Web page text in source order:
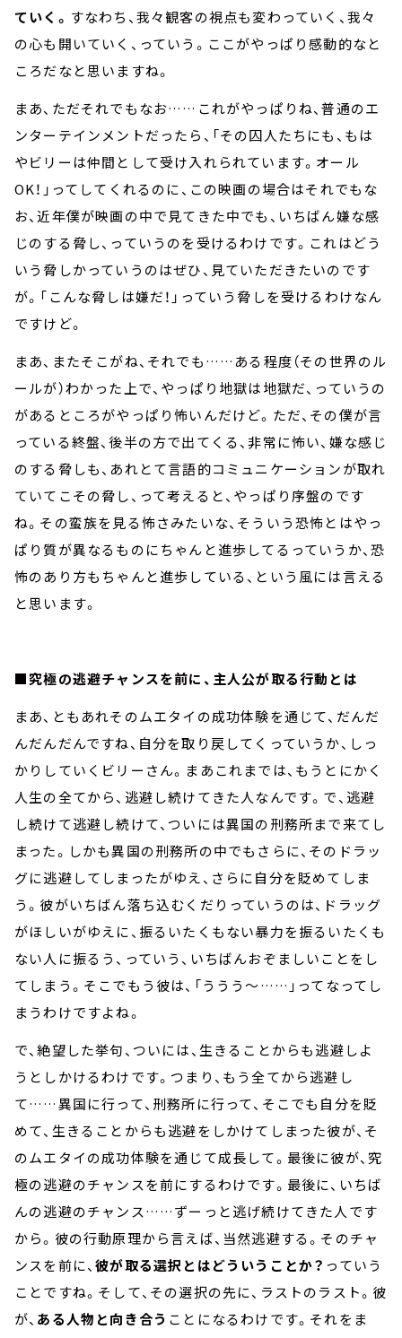
ていく。 すなわち、我々観客の視点も変わっていく、我々
の心も開いていく、っていう。ここがやっぱり感動的なと
ころだなと思いますね。
まあ、ただそれでもなお……これがやっぱりね、普通のエ
ンターテインメントだったら、「その囚人たちにも、もは
やビリーは仲間として受け入れられています。オール
OK！」ってしてくれるのに、この映画の場合はそれでもな
お、近年僕が映画の中で見てきた中でも、いちばん嫌な感
じのする脅し、っていうのを受けるわけです。これはどう
いう脅しかっていうのはぜひ、見ていただきたいのです
が。「こんな脅しは嫌だ！」っていう脅しを受けるわけなん
ですけど。
まあ、またそこがね、それでも……ある程度（その世界のル
ールが）わかった上で、やっぱり地獄は地獄だ、っていうの
があるところがやっぱり怖いんだけど。ただ、その僕が言
っている終盤、後半の方で出てくる、非常に怖い、嫌な感じ
のする脅しも、あれとて言語的コミュニケーションが取れ
ていてこその脅し、って考えると、やっぱり序盤のです
ね。その蛮族を見る怖さみたいな、そういう恐怖とはやっ
ぱり質が異なるものにちゃんと進歩してるっていうか、恐
怖のあり方もちゃんと進歩している、という風には言える
と思います。
■究極の逃避チャンスを前に、主人公が取る行動とは
まあ、ともあれそのムエタイの成功体験を通じて、だんだ
んだんだんですね、自分を取り戻してくっていうか、しっ
かりしていくビリーさん。まあこれまでは、もうとにかく
人生の全てから、逃避し続けてきた人なんです。で、逃避
し続けて逃避し続けて、ついには異国の刑務所まで来てし
まった。しかも異国の刑務所の中でもさらに、そのドラッ
グに逃避してしまったがゆえ、さらに自分を貶めてしま
う。彼がいちばん落ち込むくだりっていうのは、ドラッグ
がほしいがゆえに、振るいたくもない暴力を振るいたくも
ない人に振るう、っていう、いちばんおぞましいことをし
てしまう。そこでもう彼は、「ううう～……」ってなってし
まうわけですよね。
で、絶望した挙句、ついには、生きることからも逃避しよ
うとしかけるわけです。つまり、もう全てから逃避し
て……異国に行って、刑務所に行って、そこでも自分を貶
めて、生きることからも逃避をしかけてしまった彼が、そ
のムエタイの成功体験を通じて成長して。最後に彼が、究
極の逃避のチャンスを前にするわけです。最後に、いちば
んの逃避のチャンス……ずーっと逃げ続けてきた人です
から。彼の行動原理から言えば、当然逃避する。そのチャ
ンスを前に、彼が取る選択とはどういうことか？ っていう
ことですね。そして、その選択の先に、ラストのラスト。彼
が、 ある人物と向き合う ことになるわけです。それをま